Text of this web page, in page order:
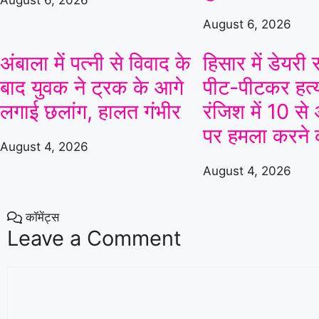
August 6, 2026
अंबाला में पत्नी से विवाद के
बाद युवक ने ट्रक के आगे
लगाई छलांग, हालत गंभीर
August 4, 2026
हिसार में
पीट-पीटकर
रंजिश में 10 से
पर हमला करने
August 4, 2026
T20
v
Mi London
MI London won by 4 wkts
160/5 (100)
Mi London
»
Full Scorecard
Mi
कॉमेंट्स
Leave a Comment